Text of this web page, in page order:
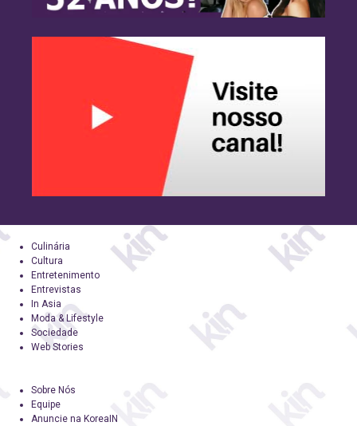
Culinária
Cultura
Entretenimento
Entrevistas
In Asia
Moda & Lifestyle
Sociedade
Web Stories
Sobre Nós
Equipe
Anuncie na KoreaIN